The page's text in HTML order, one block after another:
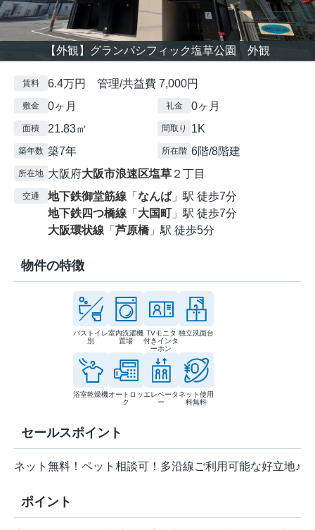
【外観】グランパシフィック塩草公園 外観
賃料 6.4万円 管理/共益費 7,000円
敷金 0ヶ月 礼金 0ヶ月
面積 21.83㎡ 間取り 1K
築年数 築7年 所在階 6階/8階建
所在地 大阪府大阪市浪速区塩草 ２丁目
交通 地下鉄御堂筋線 「 なんば」駅 徒歩7分
地下鉄四つ橋線 「 大国町 」駅 徒歩7分
大阪環状線 「 芦原橋」駅 徒歩5分
物件の特徴
バストイレ
別
室内洗濯機
置場
TVモニタ
付きインタ
ーホン
独立洗面台
浴室乾燥機オートロッ
ク
エレベータ
ー
ネット使用
料無料
セールスポイント
ネット無料！ペット相談可！多沿線ご利用可能な好立地♪
ポイント